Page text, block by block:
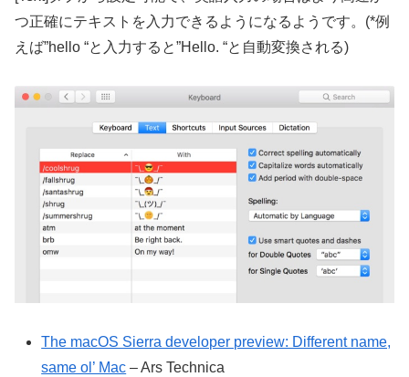
つ正確にテキストを入力できるようになるようです。(*例
えば”hello “と入力すると”Hello. “と自動変換される)
The macOS Sierra developer preview: Different name,
same ol’ Mac – Ars Technica